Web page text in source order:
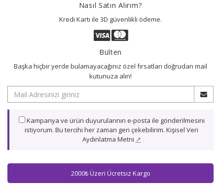
Nasıl Satın Alırım?
Kredi Kartı ile 3D güvenlikli ödeme.
Bülten
Başka hiçbir yerde bulamayacağınız özel fırsatları doğrudan mail
kutunuza alın!
Kampanya ve ürün duyurularının e-posta ile gönderilmesini
istiyorum. Bu tercihi her zaman geri çekebilirim. Kişisel Veri
Aydınlatma Metni ↗
2000₺ Üzeri Ücretsiz Kargo